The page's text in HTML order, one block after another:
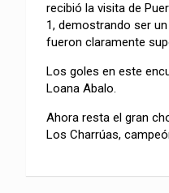
recibió la visita de
1, demostrando ser
fueron claramente
Los goles en este
Loana Abalo.
Ahora resta el gran
Los Charrúas,